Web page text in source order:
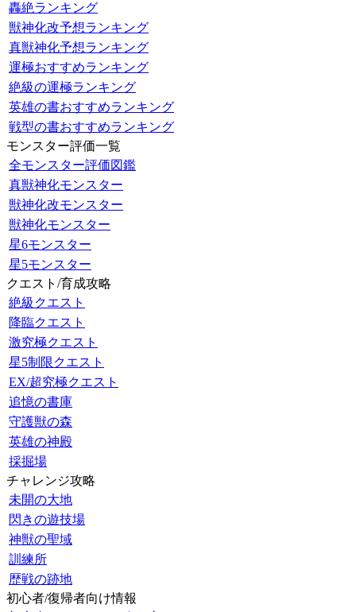
轟絶ランキング
獣神化改予想ランキング
真獣神化予想ランキング
運極おすすめランキング
絶級の運極ランキング
英雄の書おすすめランキング
戦型の書おすすめランキング
モンスター評価一覧
全モンスター評価図鑑
真獣神化モンスター
獣神化改モンスター
獣神化モンスター
星6モンスター
星5モンスター
クエスト/育成攻略
絶級クエスト
降臨クエスト
激究極クエスト
星5制限クエスト
EX/超究極クエスト
追憶の書庫
守護獣の森
英雄の神殿
採掘場
チャレンジ攻略
未開の大地
閃きの遊技場
神獣の聖域
訓練所
歴戦の跡地
初心者/復帰者向け情報